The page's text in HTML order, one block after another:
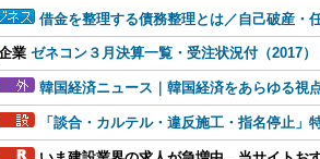
借金を整理する債務整理とは／自己破産・
ゼネコン３月決算一覧・受注状況付（2017）
韓国経済ニュース｜韓国経済をあらゆる視
「談合・カルテル・違反施工・指名停止」